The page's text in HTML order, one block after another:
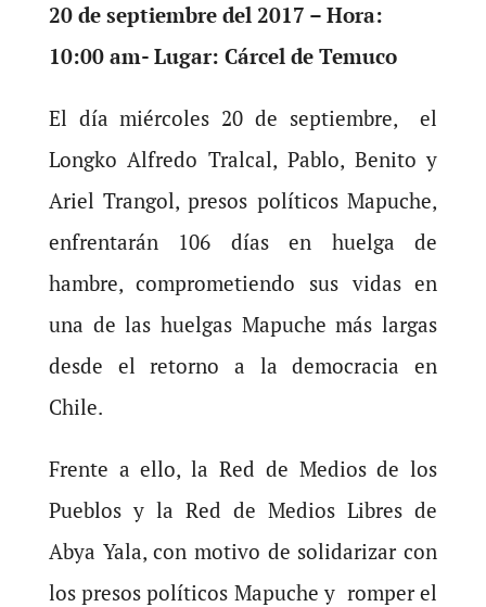
20 de septiembre del 2017 – Hora:
10:00 am- Lugar: Cárcel de Temuco
El día miércoles 20 de septiembre, el
Longko Alfredo Tralcal, Pablo, Benito y
Ariel Trangol, presos políticos Mapuche,
enfrentarán 106 días en huelga de
hambre, comprometiendo sus vidas en
una de las huelgas Mapuche más largas
desde el retorno a la democracia en
Chile.
Frente a ello, la Red de Medios de los
Pueblos y la Red de Medios Libres de
Abya Yala, con motivo de solidarizar con
los presos políticos Mapuche y romper el